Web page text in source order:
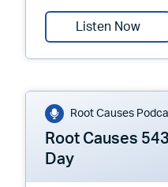
Listen NowRoot
Root Causes
Root Causes
Day